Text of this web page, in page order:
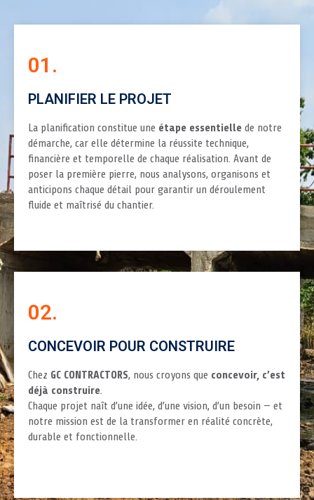
01.
PLANIFIER LE PROJET
La planification constitue une étape essentielle de notre
démarche, car elle détermine la réussite technique,
financière et temporelle de chaque réalisation. Avant de
poser la première pierre, nous analysons, organisons et
anticipons chaque détail pour garantir un déroulement
fluide et maîtrisé du chantier.
02.
CONCEVOIR POUR CONSTRUIRE
Chez GC CONTRACTORS, nous croyons que concevoir, c’est
déjà construire.
Chaque projet naît d’une idée, d’une vision, d’un besoin — et
notre mission est de la transformer en réalité concrète,
durable et fonctionnelle.